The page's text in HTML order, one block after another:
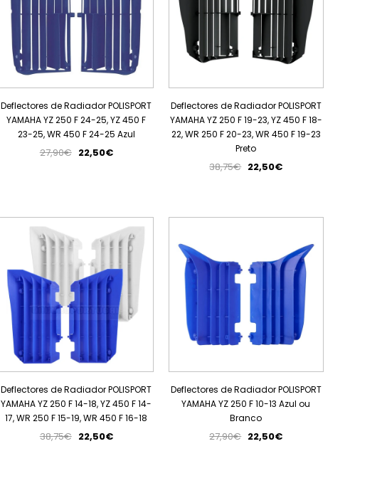
Deflectores de Radiador POLISPORT
YAMAHA YZ 250 F 24-25, YZ 450 F
23-25, WR 450 F 24-25 Azul
27,90€ 22,50€
Deflectores de Radiador POLISPORT
YAMAHA YZ 250 F 19-23, YZ 450 F 18-
22, WR 250 F 20-23, WR 450 F 19-23
Preto
38,75€ 22,50€
PROMOÇÃO
Deflectores de Radiador POLISPORT
YAMAHA YZ 250 F 14-18, YZ 450 F 14-
17, WR 250 F 15-19, WR 450 F 16-18
38,75€ 22,50€
Deflectores de Radiador POLISPORT
YAMAHA YZ 250 F 10-13 Azul ou
Branco
27,90€ 22,50€